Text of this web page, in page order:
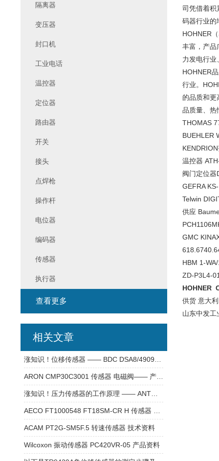
司凭借着积
码器行业的
HOHNER
丰富，产品
力发电行业
HOHNER
行业。
的品质和更
品质量、热
THOMAS
BUEHLER
温控器
阀门定位
GEFRA
Telwin
供应
GMC
HBM 1-
ZD-P3L4-
HOHNER
供货 意大
山东中发工
隔离器
变压器
封口机
工业电话
温控器
定位器
路由器
开关
接头
点焊枪
操作杆
电位器
编码器
传感器
执行器
查看更多
相关文章
ACAM PT2G-SM5F.5 转速传感器 技术资料
Wilcoxon 振动传感器 PC420VR-05 产品资料